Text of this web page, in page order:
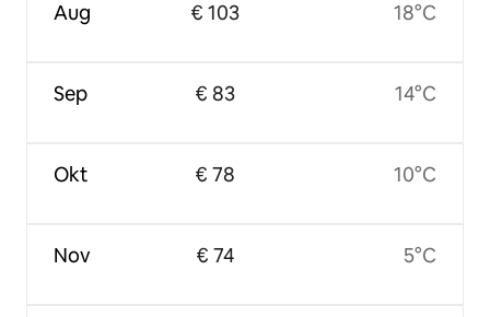
Aug
Sep
Okt
Nov
€ 103
€ 83
€ 78
€ 74
18°C
14°C
10°C
5°C